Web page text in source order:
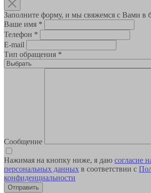
Заполните форму, и мы свяжемся с Вами в
Ваше имя *
Телефон *
E-mail
Тип обращения *
Сообщение
Нажимая на кнопку ниже, я даю согласие
персональных данных в соответствии с
конфиденциальности